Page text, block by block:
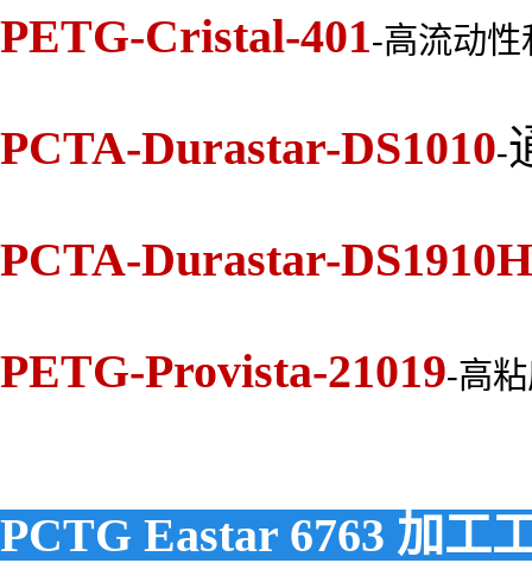
PETG-Cristal-401-高流动
PCTA-Durastar-DS1010-
PCTA-Durastar-
PETG-Provista-21019-高
PCTG Eastar 6763 加工